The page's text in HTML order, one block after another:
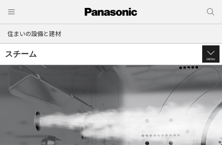
住まいの設備と建材
スチーム
MENU